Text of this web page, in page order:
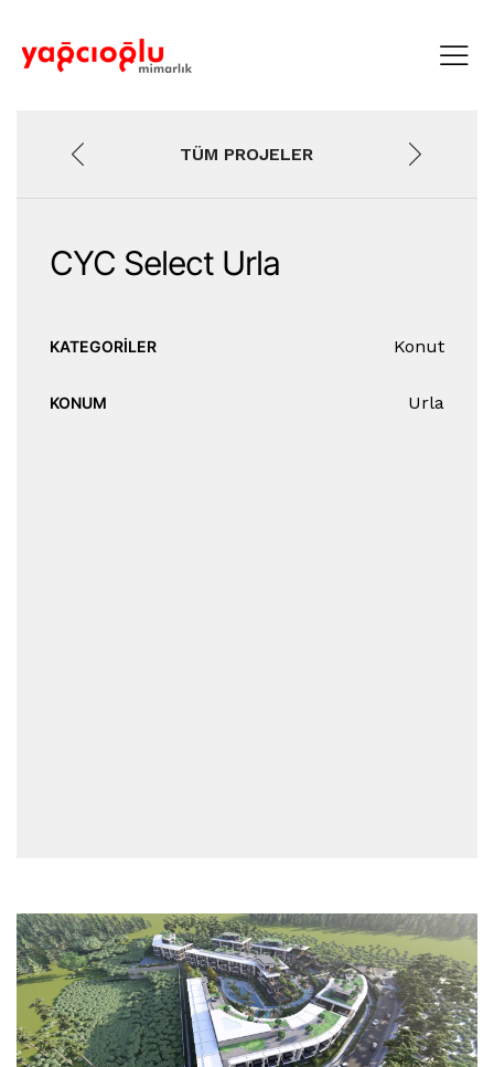
TÜM PROJELER
CYC Select Urla
KATEGORİLER Konut
KONUM Urla